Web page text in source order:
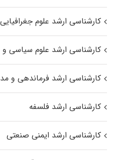
کارشناسی ارشد علوم جغرافیایی
کارشناسی ارشد علوم سیاسی و
کارشناسی ارشد فرماندهی و
کارشناسی ارشد فلسفه
کارشناسی ارشد ایمنی صنعتی